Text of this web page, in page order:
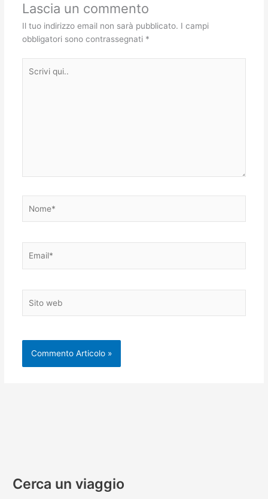
Lascia un commento
Il tuo indirizzo email non sarà pubblicato. I campi
obbligatori sono contrassegnati *
qui..
web
Cerca un viaggio